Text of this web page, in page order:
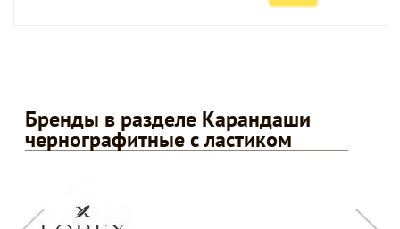
Бренды в разделе Карандаши
чернографитные с ластиком